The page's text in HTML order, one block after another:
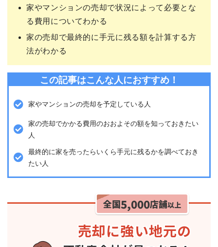
家やマンションの売却で状況によって必要とな
る費用についてわかる
家の売却で最終的に手元に残る額を計算する方
法がわかる
この記事はこんな人におすすめ！
家やマンションの売却を予定している人
家の売却でかかる費用のおおよその額を知っておきたい
人
最終的に家を売ったらいくら手元に残るかを調べておき
たい人